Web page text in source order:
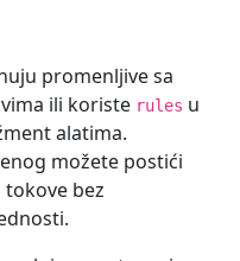
promenljive sa
ili koriste rules u
alatima.
možete postići
bez